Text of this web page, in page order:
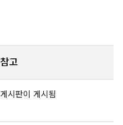
참고
게시판이 게시됨